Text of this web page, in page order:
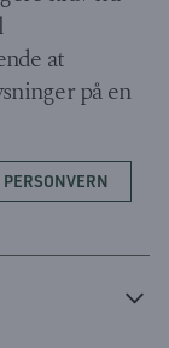
at
på en